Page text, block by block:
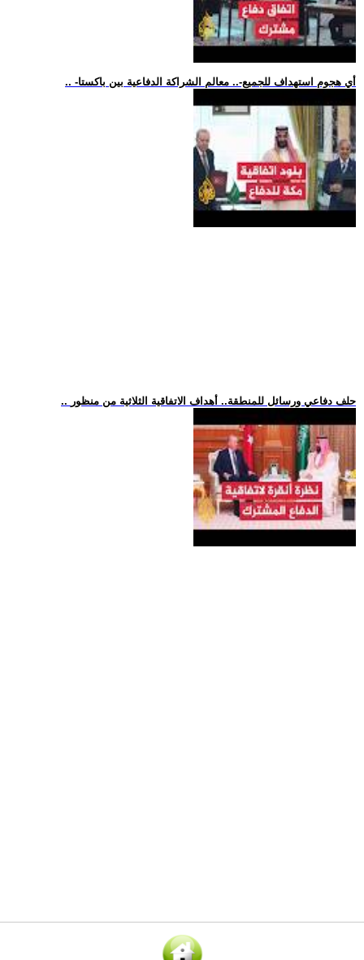
.. -أي هجوم استهداف للجميع-.. معالم الشراكة الدفاعية بين باكستا
.. حلف دفاعي ورسائل للمنطقة.. أهداف الاتفاقية الثلاثية من منظور